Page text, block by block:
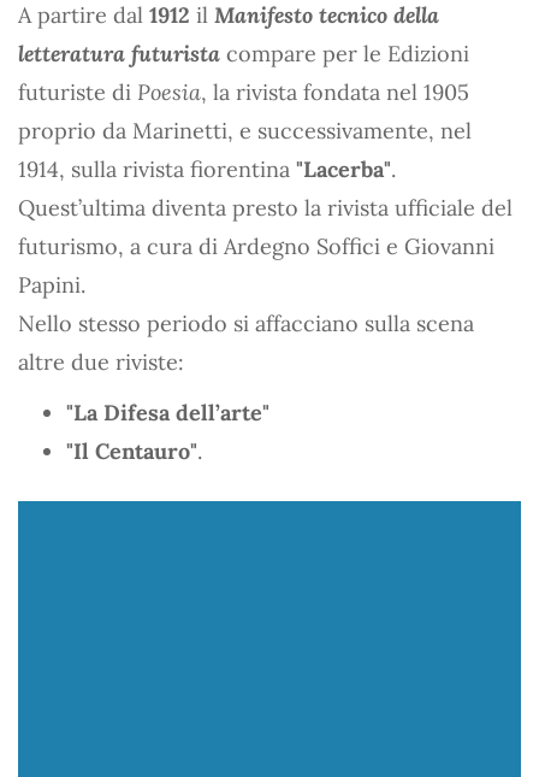
A partire dal 1912 il Manifesto tecnico della
letteratura futurista compare per le Edizioni
futuriste di Poesia, la rivista fondata nel 1905
proprio da Marinetti, e successivamente, nel
1914, sulla rivista fiorentina "Lacerba".
Quest’ultima diventa presto la rivista ufficiale del
futurismo, a cura di Ardegno Soffici e Giovanni
Papini.
Nello stesso periodo si affacciano sulla scena
altre due riviste:
"La Difesa dell’arte"
"Il Centauro".